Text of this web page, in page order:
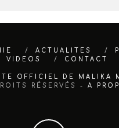
ACTUALITES
VIDEOS
CONTACT
OFFICIEL DE MALIKA
RÉSERVÉS - A